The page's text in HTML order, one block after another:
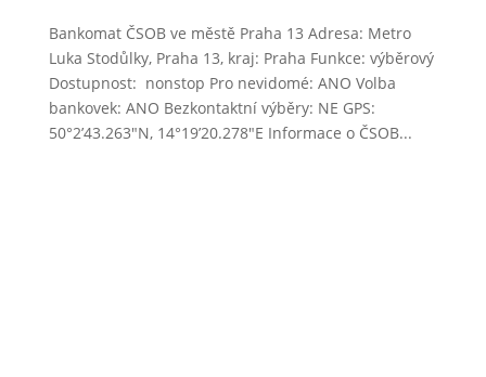
Bankomat ČSOB ve městě Praha 13 Adresa: Metro
Luka Stodůlky, Praha 13, kraj: Praha Funkce: výběrový
Dostupnost: nonstop Pro nevidomé: ANO Volba
bankovek: ANO Bezkontaktní výběry: NE GPS:
50°2’43.263″N, 14°19’20.278″E Informace o ČSOB...